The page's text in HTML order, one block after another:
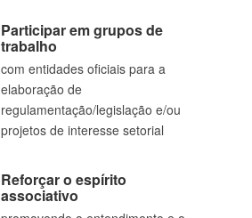
Participar em grupos de
trabalho
com entidades oficiais para a
elaboração de
regulamentação/legislação e/ou
projetos de interesse setorial
Reforçar o espírito
associativo